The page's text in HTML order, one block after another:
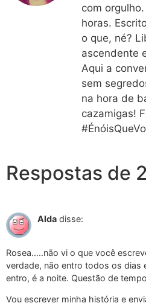
com
horas.
o que, né?
ascendente
Aqui a
sem
na hora de
cazamigas!
Respostas de 2
Alda disse:
Rosea…..não vi o que você
verdade, não entro todos os dias
entro, é a noite. Questão de
Vou escrever minha história e